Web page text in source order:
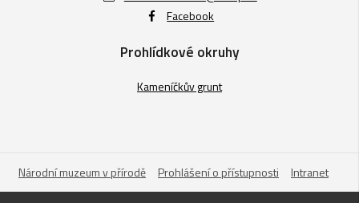
Facebook
Prohlídkové okruhy
Kameníčkův grunt
Národní muzeum v přírodě Prohlášení o přístupnosti Intranet